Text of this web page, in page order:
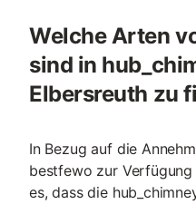
Welche Arten
sind in
Elbersreuth zu
In Bezug auf die
bestfewo zur
es, dass die